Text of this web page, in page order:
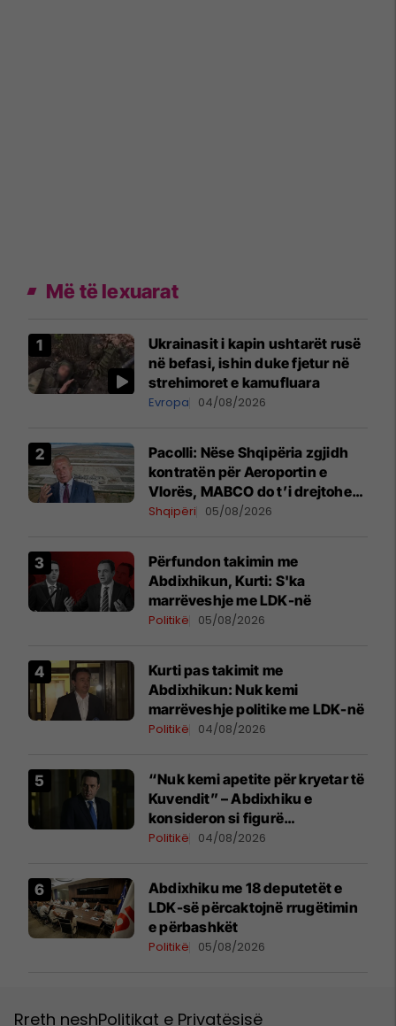
Më të lexuarat
Ukrainasit i kapin ushtarët rusë
në befasi, ishin duke fjetur në
strehimoret e kamufluara
Evropa 04/08/2026
Pacolli: Nëse Shqipëria zgjidh
kontratën për Aeroportin e
Vlorës, MABCO do t’i drejtohet
arbitrazhit ndërkombëtar
Shqipëri 05/08/2026
Përfundon takimin me
Abdixhikun, Kurti: S'ka
marrëveshje me LDK-në
Politikë 05/08/2026
Kurti pas takimit me
Abdixhikun: Nuk kemi
marrëveshje politike me LDK-në
Politikë 04/08/2026
“Nuk kemi apetite për kryetar të
Kuvendit” – Abdixhiku e
konsideron si figurë
ceremoniale
Politikë 04/08/2026
Abdixhiku me 18 deputetët e
LDK-së përcaktojnë rrugëtimin
e përbashkët
Politikë 05/08/2026
Rreth neshPolitikat e Privatësisë